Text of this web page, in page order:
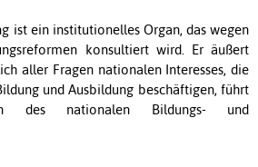
ist ein institutionelles Organ, das wegen
konsultiert wird. Er äußert
aller Fragen nationalen Interesses, die
und Ausbildung beschäftigen, führt
des nationalen Bildungs- und